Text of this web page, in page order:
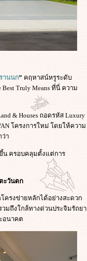
านนก” คฤหาสน์หรูระดับ
Truly Means ที่นี่ ความ
& Houses ถอดรหัส Luxury
โครงการใหม่ โดยให้ความ
า
น ครอบคลุมตั้งแต่การ
ะวันตก
รงข่ายหลักได้อย่างสะดวก
มถึงใกล้ทางด่วนประจิมรัถยา
อนาคต